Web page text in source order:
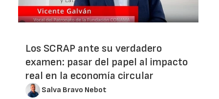
Los SCRAP ante su verdadero
examen: pasar del papel al impacto
real en la economía circular
Salva Bravo Nebot